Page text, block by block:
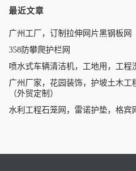
最近文章
广州工厂，订制拉伸网片黑钢板网
358防攀爬护栏网
喷水式车辆清洁机，工地用，工程
广州厂家，花园装饰，护坡土木工
（外贸定制）
水利工程石笼网，雷诺护垫，格宾